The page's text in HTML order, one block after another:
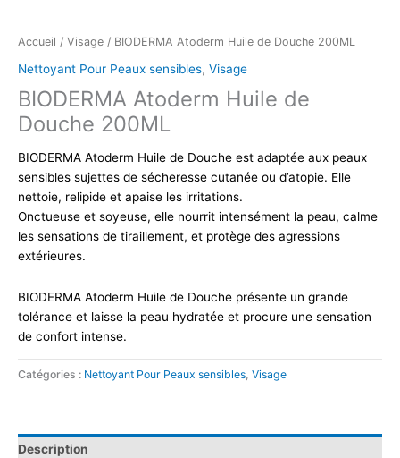
Accueil / Visage / BIODERMA Atoderm Huile de Douche 200ML
Nettoyant Pour Peaux sensibles, Visage
BIODERMA Atoderm Huile de
Douche 200ML
BIODERMA Atoderm Huile de Douche est adaptée aux peaux
sensibles sujettes de sécheresse cutanée ou d’atopie. Elle
nettoie, relipide et apaise les irritations.
Onctueuse et soyeuse, elle nourrit intensément la peau, calme
les sensations de tiraillement, et protège des agressions
extérieures.
BIODERMA Atoderm Huile de Douche présente un grande
tolérance et laisse la peau hydratée et procure une sensation
de confort intense.
Catégories : Nettoyant Pour Peaux sensibles Visage
Description